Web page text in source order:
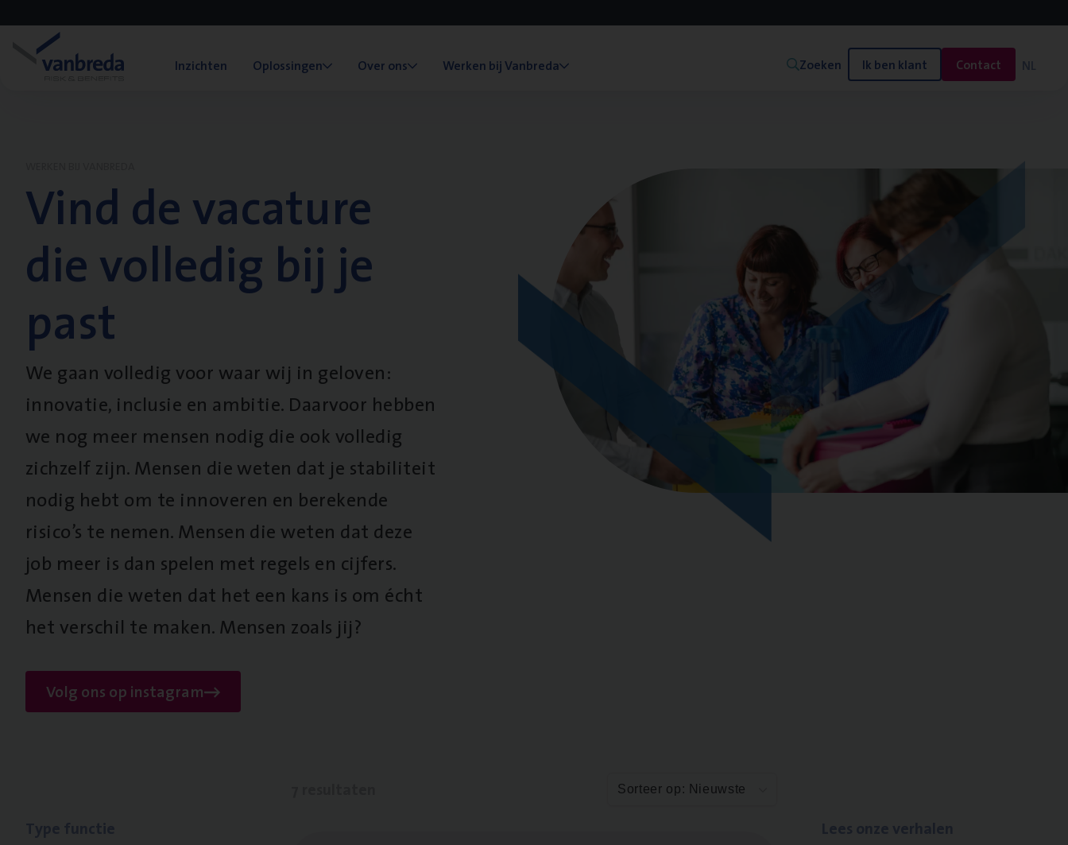
Inzichten Oplossingen Over ons Werken bij Vanbreda Zoeken Ik ben klant Contact NL
Vind de vacature
die volledig bij je
past
We gaan volledig voor waar wij in geloven:
innovatie, inclusie en ambitie. Daarvoor hebben
we nog meer mensen nodig die ook volledig
zichzelf zijn. Mensen die weten dat je stabiliteit
nodig hebt om te innoveren en berekende
risico’s te nemen. Mensen die weten dat deze
job meer is dan spelen met regels en cijfers.
Mensen die weten dat het een kans is om écht
het verschil te maken. Mensen zoals jij?
Volg ons op instagram
Sorteer op: Nieuwste